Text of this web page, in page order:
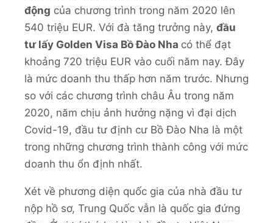
động của chương trình trong năm 2020 lên
540 triệu EUR. Với đà tăng trưởng này, đầu
tư lấy Golden Visa Bồ Đào Nha có thể đạt
khoảng 720 triệu EUR vào cuối năm nay. Đây
là mức doanh thu thấp hơn năm trước. Nhưng
so với các chương trình châu Âu trong năm
2020, năm chịu ảnh hưởng nặng vì đại dịch
Covid-19, đầu tư định cư Bồ Đào Nha là một
trong những chương trình thành công với mức
doanh thu ổn định nhất.
Xét về phương diện quốc gia của nhà đầu tư
nộp hồ sơ, Trung Quốc vẫn là quốc gia đứng